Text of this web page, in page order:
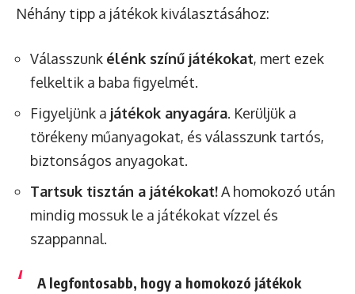
Néhány tipp a játékok kiválasztásához:
Válasszunk élénk színű játékokat, mert ezek
felkeltik a baba figyelmét.
Figyeljünk a játékok anyagára. Kerüljük a
törékeny műanyagokat, és válasszunk tartós,
biztonságos anyagokat.
Tartsuk tisztán a játékokat!A homokozó után
mindig mossuk le a játékokat vízzel és
szappannal.
A legfontosabb, hogy a homokozó játékok